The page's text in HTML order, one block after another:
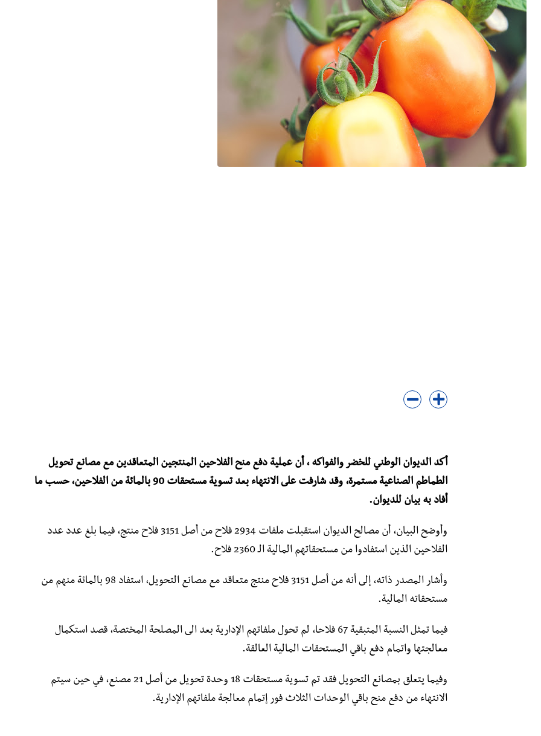
أكد الديوان الوطني للخضر والفواكه ، أن عملية دفع منح الفلاحين المنتجين المتعاقدين مع مصانع تحويل
الطماطم الصناعية مستمرة، وقد شارفت على الانتهاء بعد تسوية مستحقات 90 بالمائة من الفلاحين، حسب ما
أفاد به بيان للديوان.
وأوضح البيان، أن مصالح الديوان استقبلت ملفات 2934 فلاح من أصل 3151 فلاح منتج، فيما بلغ عدد عدد
الفلاحين الذين استفادوا من مستحقاتهم المالية الـ 2360 فلاح.
وأشار المصدر ذاته، إلى أنه من أصل 3151 فلاح منتج متعاقد مع مصانع التحويل، استفاد 98 بالمائة منهم من
مستحقاته المالية.
فيما تمثل النسبة المتبقية 67 فلاحا، لم تحول ملفاتهم الإدارية بعد الى المصلحة المختصة، قصد استكمال
معالجتها واتمام دفع باقي المستحقات المالية العالقة.
وفيما يتعلق بمصانع التحويل فقد تم تسوية مستحقات 18 وحدة تحويل من أصل 21 مصنع، في حين سيتم
الانتهاء من دفع منح باقي الوحدات الثلاث فور إتمام معالجة ملفاتهم الإدارية.